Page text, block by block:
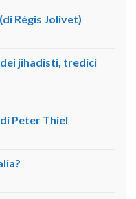
Régis Jolivet)
jihadisti, tredici
Peter Thiel